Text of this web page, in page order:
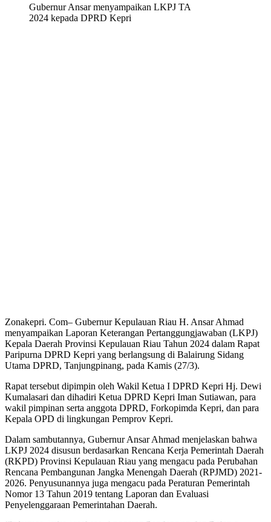
Gubernur Ansar menyampaikan LKPJ TA
2024 kepada DPRD Kepri
Zonakepri. Com– Gubernur Kepulauan Riau H. Ansar Ahmad
menyampaikan Laporan Keterangan Pertanggungjawaban (LKPJ)
Kepala Daerah Provinsi Kepulauan Riau Tahun 2024 dalam Rapat
Paripurna DPRD Kepri yang berlangsung di Balairung Sidang
Utama DPRD, Tanjungpinang, pada Kamis (27/3).
Rapat tersebut dipimpin oleh Wakil Ketua I DPRD Kepri Hj. Dewi
Kumalasari dan dihadiri Ketua DPRD Kepri Iman Sutiawan, para
wakil pimpinan serta anggota DPRD, Forkopimda Kepri, dan para
Kepala OPD di lingkungan Pemprov Kepri.
Dalam sambutannya, Gubernur Ansar Ahmad menjelaskan bahwa
LKPJ 2024 disusun berdasarkan Rencana Kerja Pemerintah Daerah
(RKPD) Provinsi Kepulauan Riau yang mengacu pada Perubahan
Rencana Pembangunan Jangka Menengah Daerah (RPJMD) 2021-
2026. Penyusunannya juga mengacu pada Peraturan Pemerintah
Nomor 13 Tahun 2019 tentang Laporan dan Evaluasi
Penyelenggaraan Pemerintahan Daerah.